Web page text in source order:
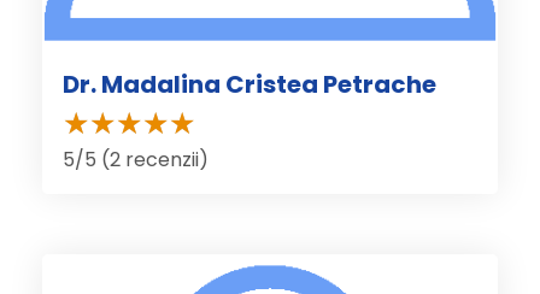
Dr. Madalina Cristea Petrache
5/5 (2 recenzii)